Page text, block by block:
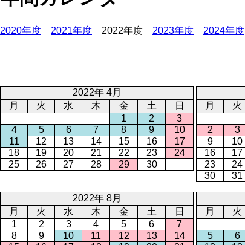
2020年度 2021年度 2022年度 2023年度 2024年度
2022年 4月
月
火 水 木 金 土
日
1
2
3
4
5 6 7 8 9
10
11
12 13 14 15 16
17
18
19 20 21 22 23
24
25
26 27 28 29 30
月
火
2
3
9
10
16
17
23
24
30
31
2022年 8月
月
火 水 木 金 土
日
1
2 3 4 5 6
7
8
9 10 11 12 13
14
月
火
5
6